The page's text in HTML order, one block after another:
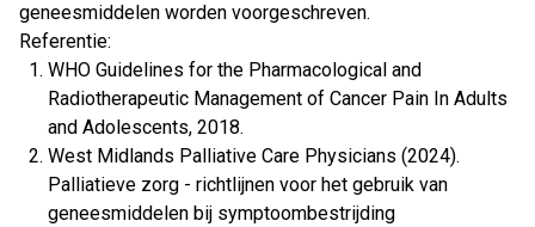
geneesmiddelen worden voorgeschreven.
Referentie:
WHO Guidelines for the Pharmacological and
Radiotherapeutic Management of Cancer Pain In Adults
and Adolescents, 2018.
West Midlands Palliative Care Physicians (2024).
Palliatieve zorg - richtlijnen voor het gebruik van
geneesmiddelen bij symptoombestrijding